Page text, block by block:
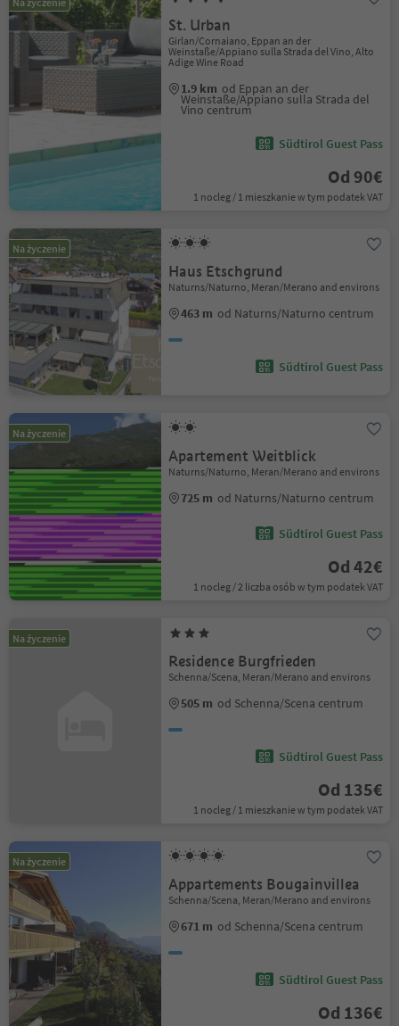
St. Urban
Girlan/Cornaiano, Eppan an der
Weinstaße/Appiano sulla Strada del Vino, Alto
Adige Wine Road
1.9 km od Eppan an der
Weinstaße/Appiano sulla Strada del
Vino centrum
Südtirol Guest Pass
Od 90€
1 nocleg / 1 mieszkanie w tym podatek VAT
Na życzenie
Haus Etschgrund
Naturns/Naturno, Meran/Merano and environs
463 m od Naturns/Naturno centrum
Südtirol Guest Pass
Na życzenie
Apartement Weitblick
Naturns/Naturno, Meran/Merano and environs
725 m od Naturns/Naturno centrum
Südtirol Guest Pass
Od 42€
1 nocleg / 2 liczba osób w tym podatek VAT
Na życzenie
Residence Burgfrieden
Schenna/Scena, Meran/Merano and environs
505 m od Schenna/Scena centrum
Südtirol Guest Pass
Od 135€
1 nocleg / 1 mieszkanie w tym podatek VAT
Na życzenie
Appartements Bougainvillea
Schenna/Scena, Meran/Merano and environs
671 m od Schenna/Scena centrum
Südtirol Guest Pass
Od 136€